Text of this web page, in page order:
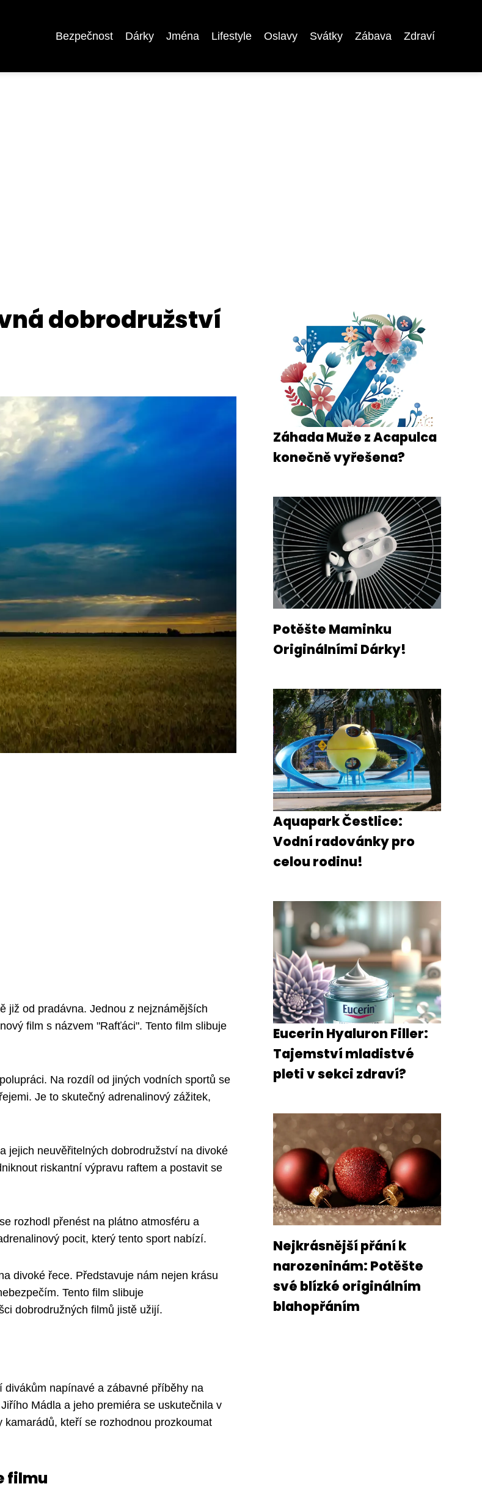
Bezpečnost Dárky Jména Lifestyle Oslavy Svátky Zábava Zdraví
dobrodružství
již od pradávna. Jednou z nejznámějších
film s názvem "Rafťáci". Tento film slibuje
Na rozdíl od jiných vodních sportů se
Je to skutečný adrenalinový zážitek,
jejich neuvěřitelných dobrodružství na divoké
riskantní výpravu raftem a postavit se
rozhodl přenést na plátno atmosféru a
pocit, který tento sport nabízí.
divoké řece. Představuje nám nejen krásu
Tento film slibuje
dobrodružných filmů jistě užijí.
napínavé a zábavné příběhy na
Mádla a jeho premiéra se uskutečnila v
kteří se rozhodnou prozkoumat
filmu
Záhada Muže z Acapulca
konečně vyřešena?
Potěšte Maminku
Originálními Dárky!
Aquapark Čestlice:
Vodní radovánky pro
celou rodinu!
Eucerin Hyaluron Filler:
Tajemství mladistvé
pleti v sekci zdraví?
Nejkrásnější přání k
narozeninám: Potěšte
své blízké originálním
blahopřáním